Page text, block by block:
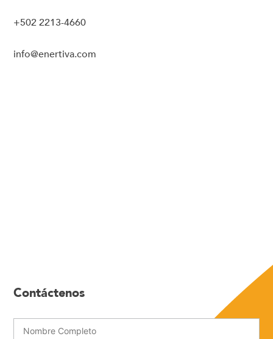
+502 2213-4660
info@enertiva.com
Contáctenos